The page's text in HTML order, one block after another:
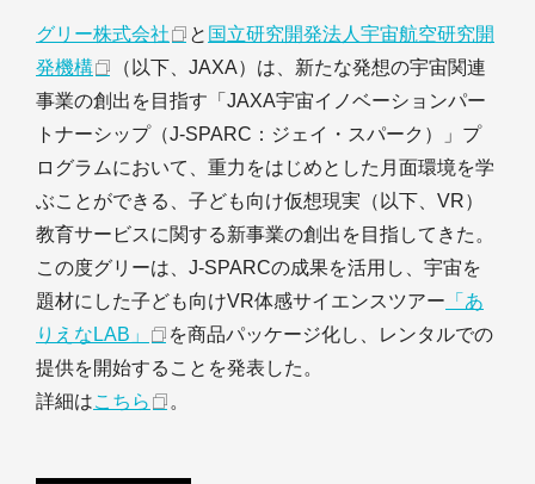
グリー株式会社 と 国立研究開発法人宇宙航空研究開
発機構
（以下、JAXA）は、新たな発想の宇宙関連
事業の創出を目指す「JAXA宇宙イノベーションパー
トナーシップ（J-SPARC：ジェイ・スパーク）」プ
ログラムにおいて、重力をはじめとした月面環境を学
ぶことができる、子ども向け仮想現実（以下、VR）
教育サービスに関する新事業の創出を目指してきた。
この度グリーは、J-SPARCの成果を活用し、宇宙を
題材にした子ども向けVR体感サイエンスツアー 「あ
りえなLAB」
を商品パッケージ化し、レンタルでの
提供を開始することを発表した。
詳細はこちら 。